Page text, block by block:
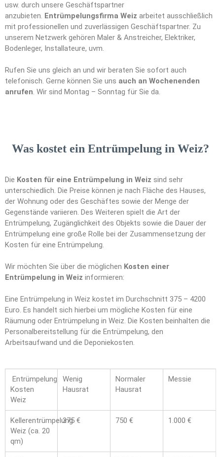
usw. durch unsere Geschäftspartner
anzubieten. Entrümpelungsfirma Weiz arbeitet ausschließlich
mit professionellen und zuverlässigen Geschäftspartner. Zu
unserem Netzwerk gehören Maler & Anstreicher, Elektriker,
Bodenleger, Installateure, uvm.
Rufen Sie uns gleich an und wir beraten Sie sofort auch
telefonisch. Gerne können Sie uns auch an Wochenenden
anrufen. Wir sind Montag – Sonntag für Sie da.
Was kostet ein Entrümpelung in Weiz?
Die Kosten für eine Entrümpelung in Weiz sind sehr
unterschiedlich. Die Preise können je nach Fläche des Hauses,
der Wohnung oder des Geschäftes sowie der Menge der
Gegenstände variieren. Des Weiteren spielt die Art der
Entrümpelung, Zugänglichkeit des Objekts sowie die Dauer der
Entrümpelung eine große Rolle bei der Zusammensetzung der
Kosten für eine Entrümpelung.
Wir möchten Sie über die möglichen Kosten einer
Entrümpelung in Weiz informieren:
Eine Entrümpelung in Weiz kostet im Durchschnitt 375 – 4200
Euro. Es handelt sich hierbei um mögliche Kosten für eine
Räumung oder Entrümpelung in Weiz. Die Kosten beinhalten die
Personalbereitstellung für die Entrümpelung, den
Arbeitsaufwand und die Deponiekosten.
Entrümpelung
Kosten
Weiz
Wenig
Hausrat
Normaler
Hausrat
Messie
Kellerentrümpelung
Weiz (ca. 20
qm)
375 € 750 € 1.000 €